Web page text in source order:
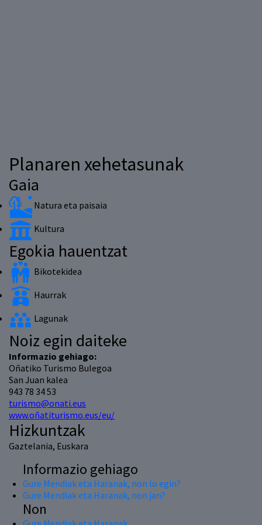
Planaren xehetasunak
Gaia
Natura eta paisaia
Kultura
Egokia hauentzat
Bikotekidea
Haurrak
Lagunak
Noiz egin daiteke
Informazio gehiago:
Oñatiko Turismo Bulegoa
San Juan kalea
943 78 34 53
turismo@onati.eus
www.oñatiturismo.eus/eu/
Hizkuntzak
Gaztelania, Euskara
Informazio gehiago
Gure Mendiak eta Haranak, non lo egin?
Gure Mendiak eta Haranak, non jan?
Non